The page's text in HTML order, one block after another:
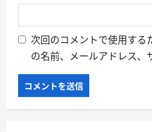
次回のコメントで使用する
の名前、メールアドレス、